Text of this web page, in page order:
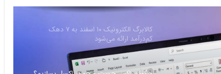
چگونه باکس جست و جو در اکسل بسازیم؟
بزرگ‌ترین دریاچه آب گرم زیرزمینی جهان در